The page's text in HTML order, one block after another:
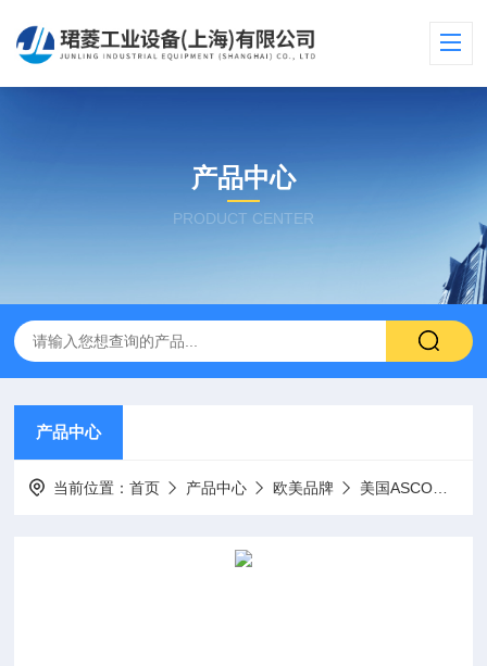
产品中心
PRODUCT CENTER
产品中心
当前位置：首页 产品中心 欧美品牌 美国ASCO阿斯卡